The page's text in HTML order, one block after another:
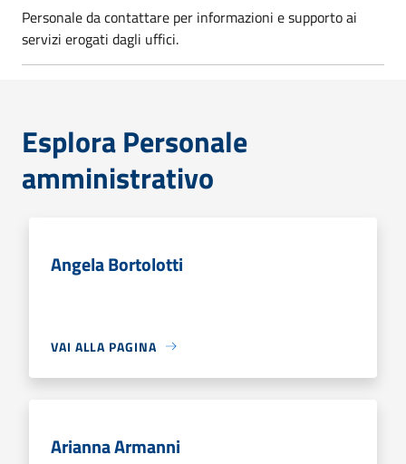
Personale da contattare per informazioni e supporto ai
servizi erogati dagli uffici.
Esplora Personale
amministrativo
Angela Bortolotti
VAI ALLA PAGINA
Arianna Armanni